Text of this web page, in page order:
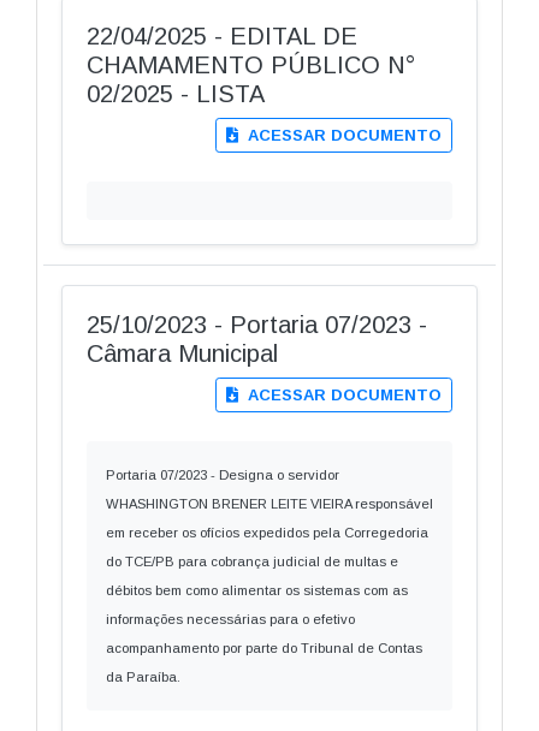
22/04/2025 - EDITAL DE
CHAMAMENTO PÚBLICO N°
02/2025 - LISTA
ACESSAR DOCUMENTO
25/10/2023 - Portaria 07/2023 -
Câmara Municipal
ACESSAR DOCUMENTO
Portaria 07/2023 - Designa o servidor
WHASHINGTON BRENER LEITE VIEIRA responsável
em receber os ofícios expedidos pela Corregedoria
do TCE/PB para cobrança judicial de multas e
débitos bem como alimentar os sistemas com as
informações necessárias para o efetivo
acompanhamento por parte do Tribunal de Contas
da Paraíba.